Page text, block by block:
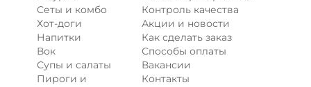
Сеты и комбо
Хот-доги
Напитки
Вок
Супы и салаты
Пироги и
Контроль качества
Акции и новости
Как сделать заказ
Способы оплаты
Вакансии
Контакты